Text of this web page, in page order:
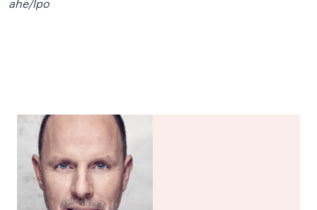
ahe/lpo